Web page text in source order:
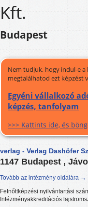
Kft.
Budapest
Nem tudjuk, hogy indul-e
megtalálhatod ezt képzést
Egyéni vállalkozó
képzés, tanfolyam
>>> Kattints ide, és
verlag - Verlag Dashöfer
1147 Budapest ,
Tovább az intézmény oldalára →
Felnőttképzési nyilvántartási
Intézményakkreditációs